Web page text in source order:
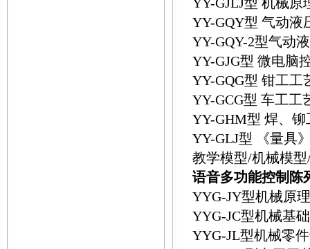
YY-GQY型 气动液
YY-GQY-2型气动
YY-GJG型 微电脑
YY-GQG型 钳工
YY-GCG型 车工工
YY-GHM型 焊、
YY-GLJ型 《量具
教学模型/机械模
语音多功能控制陈
YYG-JY型机械原
YYG-JC型机械基
YYG-JL型机械零